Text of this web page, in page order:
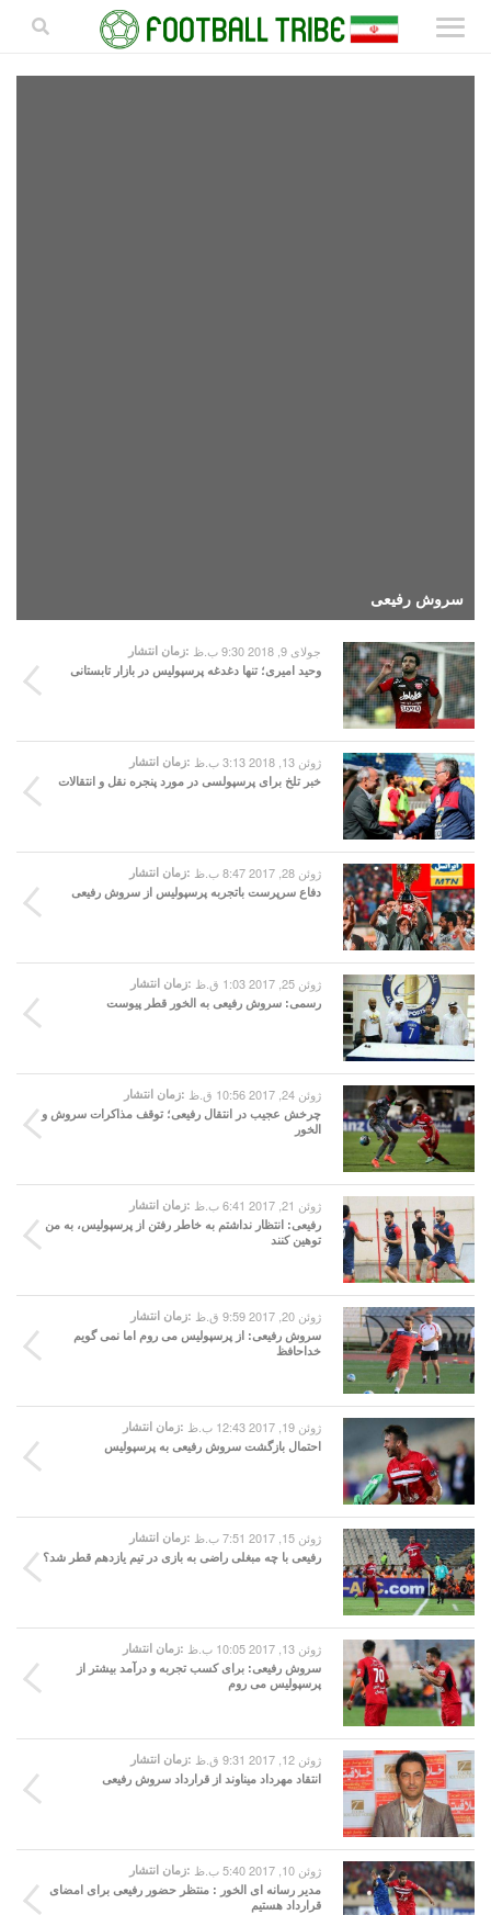
سروش رفیعی
زمان انتشار: جولای 9, 2018 9:30 ب.ظ
وحید امیری؛ تنها دغدغه پرسپولیس در بازار تابستانی
زمان انتشار: ژوئن 13, 2018 3:13 ب.ظ
خبر تلخ برای پرسپولسی در مورد پنجره نقل و انتقالات
زمان انتشار: ژوئن 28, 2017 8:47 ب.ظ
دفاع سرپرست باتجربه پرسپولیس از سروش رفیعی
زمان انتشار: ژوئن 25, 2017 1:03 ق.ظ
رسمی: سروش رفیعی به الخور قطر پیوست
زمان انتشار: ژوئن 24, 2017 10:56 ق.ظ
چرخش عجیب در انتقال رفیعی؛ توقف مذاکرات سروش و
الخور
زمان انتشار: ژوئن 21, 2017 6:41 ب.ظ
رفیعی: انتظار نداشتم به خاطر رفتن از پرسپولیس، به من
توهین کنند
زمان انتشار: ژوئن 20, 2017 9:59 ق.ظ
سروش رفیعی: از پرسپولیس می روم اما نمی گویم
خداحافظ
زمان انتشار: ژوئن 19, 2017 12:43 ب.ظ
احتمال بازگشت سروش رفیعی به پرسپولیس
زمان انتشار: ژوئن 15, 2017 7:51 ب.ظ
رفیعی با چه مبغلی راضی به بازی در تیم یازدهم قطر شد؟
زمان انتشار: ژوئن 13, 2017 10:05 ب.ظ
سروش رفیعی: برای کسب تجربه و درآمد بیشتر از
پرسپولیس می روم
زمان انتشار: ژوئن 12, 2017 9:31 ق.ظ
انتقاد مهرداد میناوند از قرارداد سروش رفیعی
زمان انتشار: ژوئن 10, 2017 5:40 ب.ظ
مدیر رسانه ای الخور : منتظر حضور رفیعی برای امضای
قرارداد هستیم